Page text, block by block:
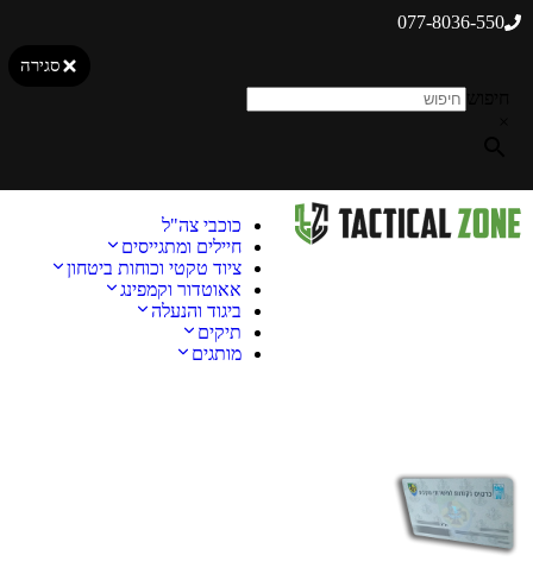
077-8036-550
סגירה
כוכבי צה"ל
חיילים ומתגייסים
ציוד טקטי וכוחות ביטחון
אאוטדור וקמפינג
ביגוד והנעלה
תיקים
מותגים